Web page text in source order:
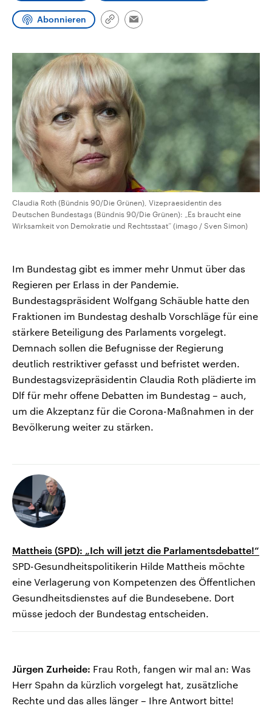
Abonnieren
Link
Email
Claudia Roth (Bündnis 90/Die Grünen), Vizepraesidentin des
Deutschen Bundestags (Bündnis 90/Die Grünen): „Es braucht eine
Wirksamkeit von Demokratie und Rechtsstaat“ (imago / Sven Simon)
Im Bundestag gibt es immer mehr Unmut über das
Regieren per Erlass in der Pandemie.
Bundestagspräsident Wolfgang Schäuble hatte den
Fraktionen im Bundestag deshalb Vorschläge für eine
stärkere Beteiligung des Parlaments vorgelegt.
Demnach sollen die Befugnisse der Regierung
deutlich restriktiver gefasst und befristet werden.
Bundestagsvizepräsidentin Claudia Roth plädierte im
Dlf für mehr offene Debatten im Bundestag – auch,
um die Akzeptanz für die Corona-Maßnahmen in der
Bevölkerung weiter zu stärken.
Mattheis (SPD): „Ich will jetzt die Parlamentsdebatte!“
SPD-Gesundheitspolitikerin Hilde Mattheis möchte
eine Verlagerung von Kompetenzen des Öffentlichen
Gesundheitsdienstes auf die Bundesebene. Dort
müsse jedoch der Bundestag entscheiden.
Jürgen Zurheide: Frau Roth, fangen wir mal an: Was
Herr Spahn da kürzlich vorgelegt hat, zusätzliche
Rechte und das alles länger – Ihre Antwort bitte!